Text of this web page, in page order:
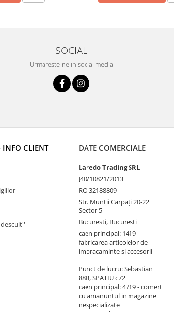
SOCIAL
Urmareste-ne in social media
INFO CLIENT DATE COMERCIALE
Laredo Trading SRL
J40/10821/2013
RO 32188809
Str. Munții Carpați 20-22
Sector 5
Bucuresti, Bucuresti
caen principal: 1419 -
fabricarea articolelor de
imbracaminte si accesorii
Punct de lucru: Sebastian
88B, SPATIU c72
caen principal: 4719 - comert
cu amanuntul in magazine
nespecializate